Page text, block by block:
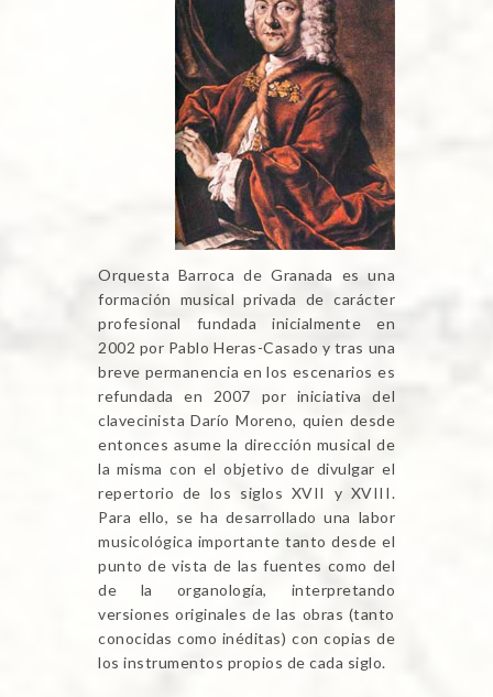
Orquesta Barroca de Granada es una
formación musical privada de carácter
profesional fundada inicialmente en
2002 por Pablo Heras-Casado y tras una
breve permanencia en los escenarios es
refundada en 2007 por iniciativa del
clavecinista Darío Moreno, quien desde
entonces asume la dirección musical de
la misma con el objetivo de divulgar el
repertorio de los siglos XVII y XVIII.
Para ello, se ha desarrollado una labor
musicológica importante tanto desde el
punto de vista de las fuentes como del
de la organología, interpretando
versiones originales de las obras (tanto
conocidas como inéditas) con copias de
los instrumentos propios de cada siglo.